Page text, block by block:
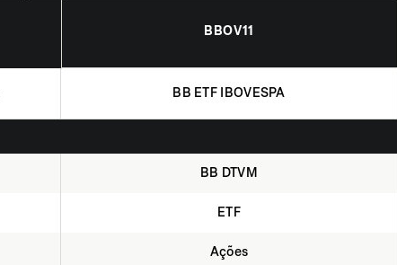
BBOV11
BB ETF IBOVESPA
BB DTVM
ETF
Ações